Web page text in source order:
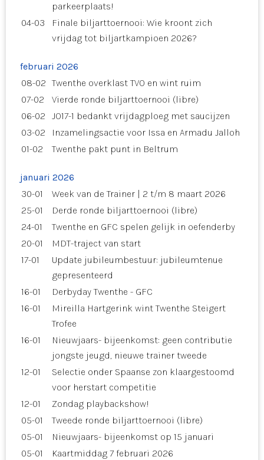
parkeerplaats!
04-03
Finale biljarttoernooi: Wie kroont zich
vrijdag tot biljartkampioen 2026?
februari 2026
08-02 Twenthe overklast TVO en wint ruim
07-02
Vierde ronde biljarttoernooi (libre)
06-02
JO17-1 bedankt vrijdagploeg met saucijzen
03-02
Inzamelingsactie voor Issa en Armadu Jalloh
01-02
Twenthe pakt punt in Beltrum
januari 2026
30-01
Week van de Trainer | 2 t/m 8 maart 2026
25-01
Derde ronde biljarttoernooi (libre)
24-01
Twenthe en GFC spelen gelijk in oefenderby
20-01
MDT-traject van start
17-01
Update jubileumbestuur: jubileumtenue
gepresenteerd
16-01
Derbyday Twenthe - GFC
16-01
Mireilla Hartgerink wint Twenthe Steigert
Trofee
16-01
Nieuwjaars- bijeenkomst: geen contributie
jongste jeugd, nieuwe trainer tweede
12-01
Selectie onder Spaanse zon klaargestoomd
voor herstart competitie
12-01
Zondag playbackshow!
05-01
Tweede ronde biljarttoernooi (libre)
05-01
Nieuwjaars- bijeenkomst op 15 januari
05-01
Kaartmiddag 7 februari 2026